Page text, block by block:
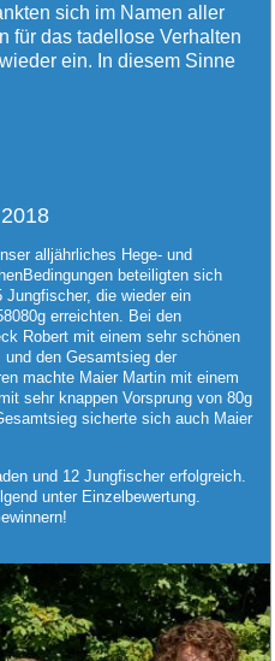
sich im Namen aller
für das tadellose Verhalten
ein. In diesem Sinne
alljährliches Hege- und
beteiligten sich
die wieder ein
erreichten. Bei den
Robert mit einem sehr schönen
den Gesamtsieg der
machte Maier Martin mit einem
sehr knappen Vorsprung von 80g
sicherte sich auch Maier
und 12 Jungfischer erfolgreich.
unter Einzelbewertung.